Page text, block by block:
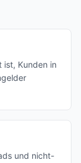
ist, Kunden in
und nicht-